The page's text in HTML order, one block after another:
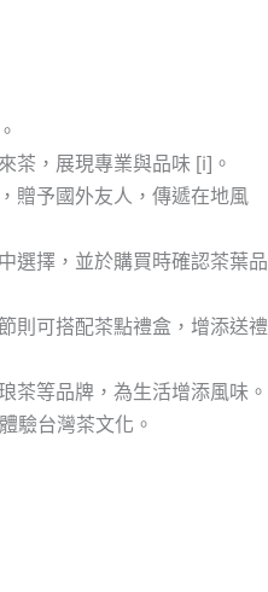
茶，展現專業與品味 [i]。
贈予國外友人，傳遞在地風
選擇，並於購買時確認茶葉品
則可搭配茶點禮盒，增添送禮
茶等品牌，為生活增添風味。
驗台灣茶文化。